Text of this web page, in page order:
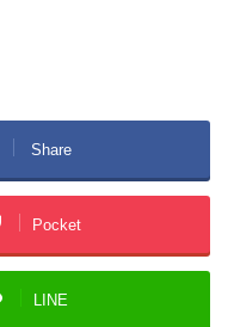
Share
Pocket
LINE